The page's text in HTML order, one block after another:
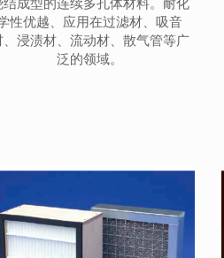
性优越、应用在过滤材、吸音
、浸渍材、流动材、散气管等广
泛的领域。